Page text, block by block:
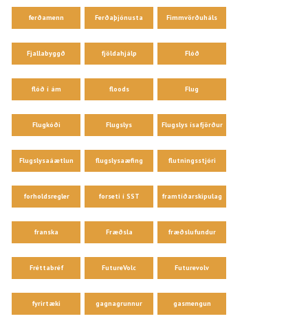
ferðamenn Ferðaþjónusta Fimmvörðuháls
Fjallabyggð fjöldahjálp Flóð
flóð í ám floods Flug
Flugkóði Flugslys Flugslys ísafjörður
Flugslysaáætlun flugslysaæfing flutningsstjóri
forholdsregler forseti í SST framtíðarskipulag
franska Fræðsla fræðslufundur
Fréttabréf FutureVolc Futurevolv
fyrirtæki gagnagrunnur gasmengun